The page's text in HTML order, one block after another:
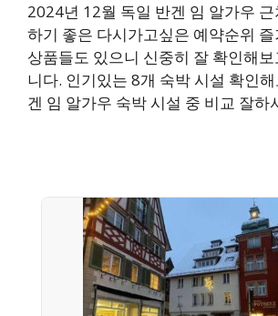
2024년 12월 독일 반겐 임 알가우
하기 좋은 다시가고싶은 예약순위
상품들도 있으니 신중히 잘 확인해
니다. 인기있는 8개 숙박 시설 확인
겐 임 알가우 숙박 시설 중 비교 잘하